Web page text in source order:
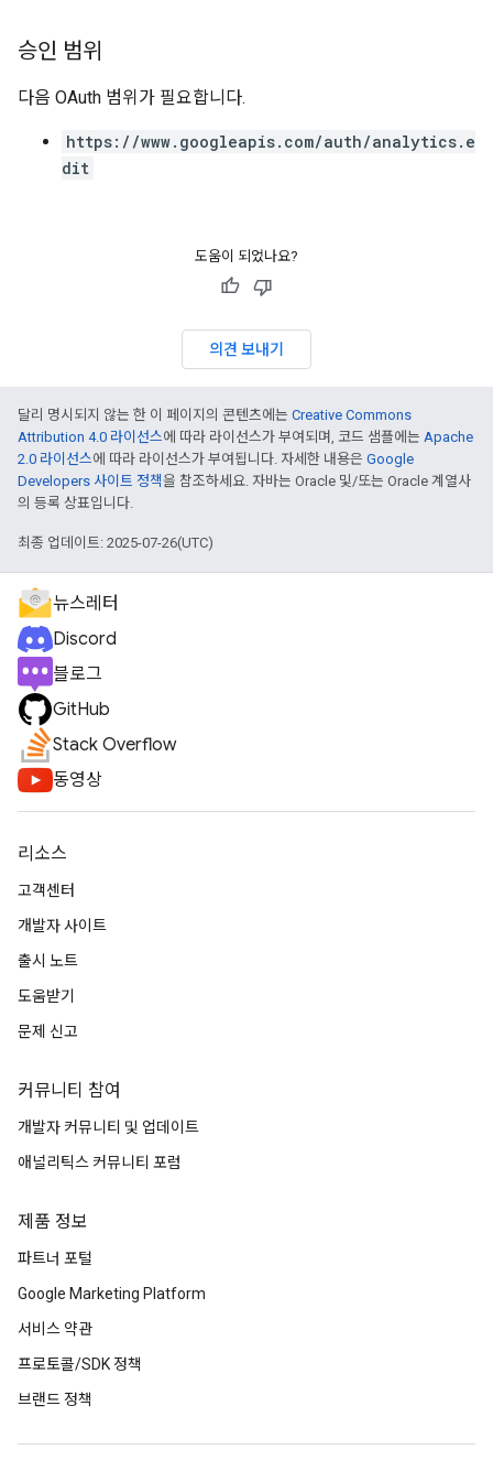
승인 범위
다음 OAuth 범위가 필요합니다.
https://www.googleapis.com/auth/analytics.e
dit
도움이 되었나요?
의견 보내기
달리 명시되지 않는 한 이 페이지의 콘텐츠에는 Creative Commons
Attribution 4.0 라이선스에 따라 라이선스가 부여되며, 코드 샘플에는 Apache
2.0 라이선스에 따라 라이선스가 부여됩니다. 자세한 내용은 Google
Developers 사이트 정책을 참조하세요. 자바는 Oracle 및/또는 Oracle 계열사
의 등록 상표입니다.
최종 업데이트: 2025-07-26(UTC)
뉴스레터
Discord
블로그
GitHub
Stack Overflow
동영상
리소스
고객센터
개발자 사이트
출시 노트
도움받기
문제 신고
커뮤니티 참여
개발자 커뮤니티 및 업데이트
애널리틱스 커뮤니티 포럼
제품 정보
파트너 포털
Google Marketing Platform
서비스 약관
프로토콜/SDK 정책
브랜드 정책